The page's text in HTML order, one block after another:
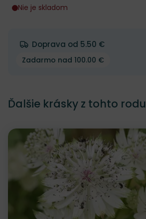
Nie je skladom
Doprava od 5.50 €
Zadarmo nad 100.00 €
Ďalšie krásky z tohto rodu